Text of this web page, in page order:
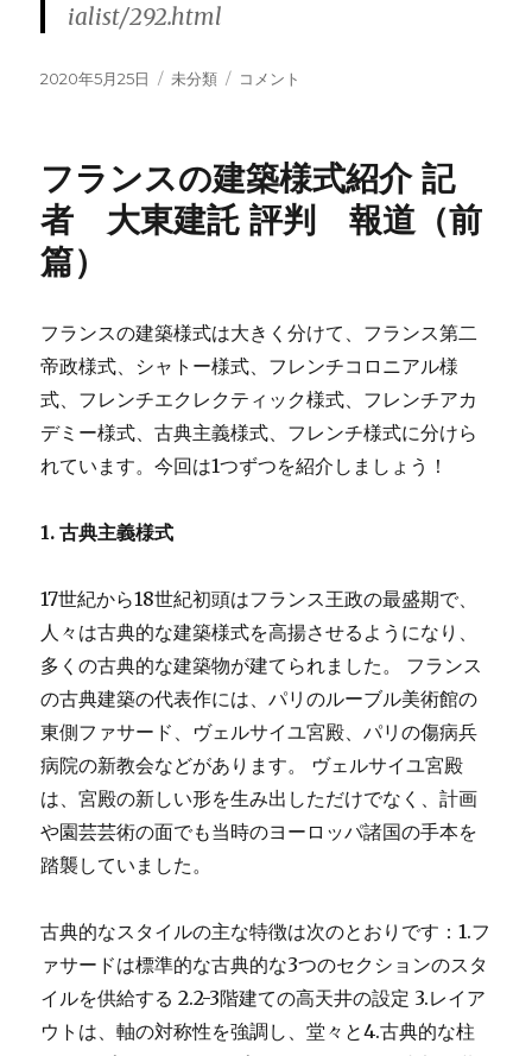
ialist/292.html
投
2020年5月25日
カ
ー
未分類
フ
の
建
築
介
記
者
大
東
託
（前
篇）
コメント
フランスの建築様式紹介 記
者 大東建託 評判 報道（前
篇）
フランスの建築様式は大きく分けて、フランス第二
帝政様式、シャトー様式、フレンチコロニアル様
式、フレンチエクレクティック様式、フレンチアカ
デミー様式、古典主義様式、フレンチ様式に分けら
れています。今回は1つずつを紹介しましょう！
1. 古典主義様式
17世紀から18世紀初頭はフランス王政の最盛期で、
人々は古典的な建築様式を高揚させるようになり、
多くの古典的な建築物が建てられました。 フランス
の古典建築の代表作には、パリのルーブル美術館の
東側ファサード、ヴェルサイユ宮殿、パリの傷病兵
病院の新教会などがあります。 ヴェルサイユ宮殿
は、宮殿の新しい形を生み出しただけでなく、計画
や園芸芸術の面でも当時のヨーロッパ諸国の手本を
踏襲していました。
古典的なスタイルの主な特徴は次のとおりです：1.フ
ァサードは標準的な古典的な3つのセクションのスタ
イルを供給する 2.2-3階建ての高天井の設定 3.レイア
ウトは、軸の対称性を強調し、堂々と4.古典的な柱